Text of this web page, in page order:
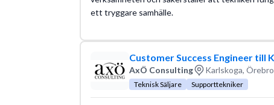
ett tryggare samhälle.
Customer Success Engineer till
AxÖ Consulting Karlskoga,
Teknisk Säljare Supporttekniker